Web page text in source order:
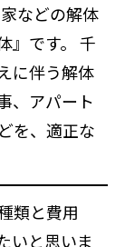
来店予約
などの解体
』です。 千
に伴う解体
、アパート
を、適正な
類と費用
いと思いま